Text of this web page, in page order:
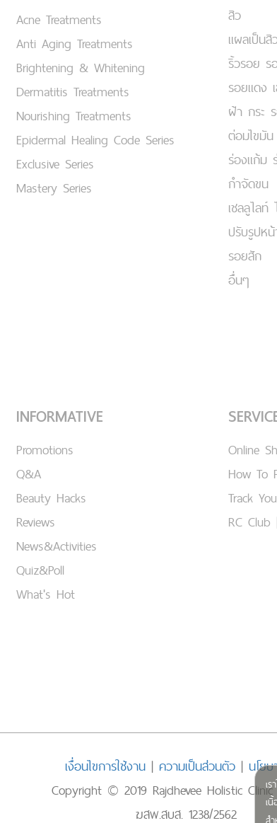
เ
เ
Acne Treatments
Anti Aging Treatments
Brightening & Whitening
Dermatitis Treatments
Nourishing Treatments
Epidermal Healing Code Series
Exclusive Series
Mastery Series
สิว
แผลเป็น
ริ้วรอย
รอยแดง
ฝ้า กระ
ต่อมไขมั
ร่องแก้ม
กำจัดขน
เชลลูไล
ปรับรูปหน้
รอยสัก
อื่นๆ
INFORMATIVE
Promotions
Q&A
Beauty Hacks
Reviews
News&Activities
Quiz&Poll
What's Hot
Online
How To
Track
RC
เงื่อนไขการใช้งาน| ความเป็นส่วนตัว| นโย
Copyright © 2019 Rajdhevee Holistic
ฆสพ.สบส. 1238/2562